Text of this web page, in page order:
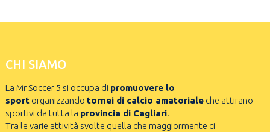
CHI SIAMO
La Mr Soccer 5 si occupa di promuovere lo
sportorganizzando tornei di calcio amatorialeche attirano
sportivi da tutta la provincia di Cagliari.
Tra le varie attività svolte quella che maggiormente ci